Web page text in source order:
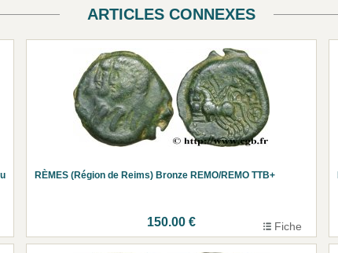
ARTICLES CONNEXES
RÈMES (Région de Reims) Bronze REMO/REMO TTB+
150.00 € Fiche